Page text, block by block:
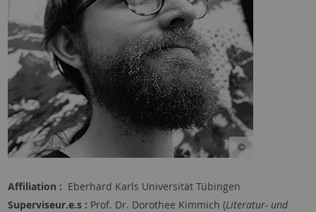
Affiliation : Eberhard Karls Universität Tübingen
Superviseur.e.s : Prof. Dr. Dorothee Kimmich (Literatur- und